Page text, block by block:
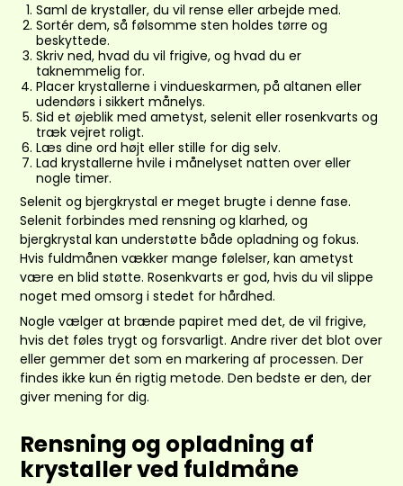
Saml de krystaller, du vil rense eller arbejde med.
Sortér dem, så følsomme sten holdes tørre og
beskyttede.
Skriv ned, hvad du vil frigive, og hvad du er
taknemmelig for.
Placer krystallerne i vindueskarmen, på altanen eller
udendørs i sikkert månelys.
Sid et øjeblik med ametyst, selenit eller rosenkvarts og
træk vejret roligt.
Læs dine ord højt eller stille for dig selv.
Lad krystallerne hvile i månelyset natten over eller
nogle timer.
Selenit og bjergkrystal er meget brugte i denne fase.
Selenit forbindes med rensning og klarhed, og
bjergkrystal kan understøtte både opladning og fokus.
Hvis fuldmånen vækker mange følelser, kan ametyst
være en blid støtte. Rosenkvarts er god, hvis du vil slippe
noget med omsorg i stedet for hårdhed.
Nogle vælger at brænde papiret med det, de vil frigive,
hvis det føles trygt og forsvarligt. Andre river det blot over
eller gemmer det som en markering af processen. Der
findes ikke kun én rigtig metode. Den bedste er den, der
giver mening for dig.
Rensning og opladning af
krystaller ved fuldmåne